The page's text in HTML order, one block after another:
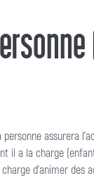
assurera
il a la charge
d’animer des